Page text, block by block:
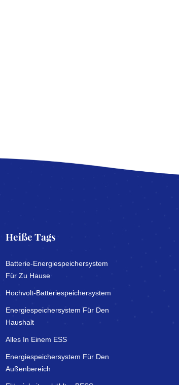
Heiße Tags
Batterie-Energiespeichersystem
Für Zu Hause
Hochvolt-Batteriespeichersystem
Energiespeichersystem Für Den
Haushalt
Alles In Einem ESS
Energiespeichersystem Für Den
Außenbereich